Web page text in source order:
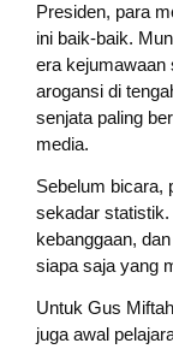
Presiden, para
ini baik-baik.
era kejumawaan
arogansi di
senjata paling
media.
Sebelum bicara,
sekadar
kebanggaan,
siapa saja yang
Untuk Gus
juga awal